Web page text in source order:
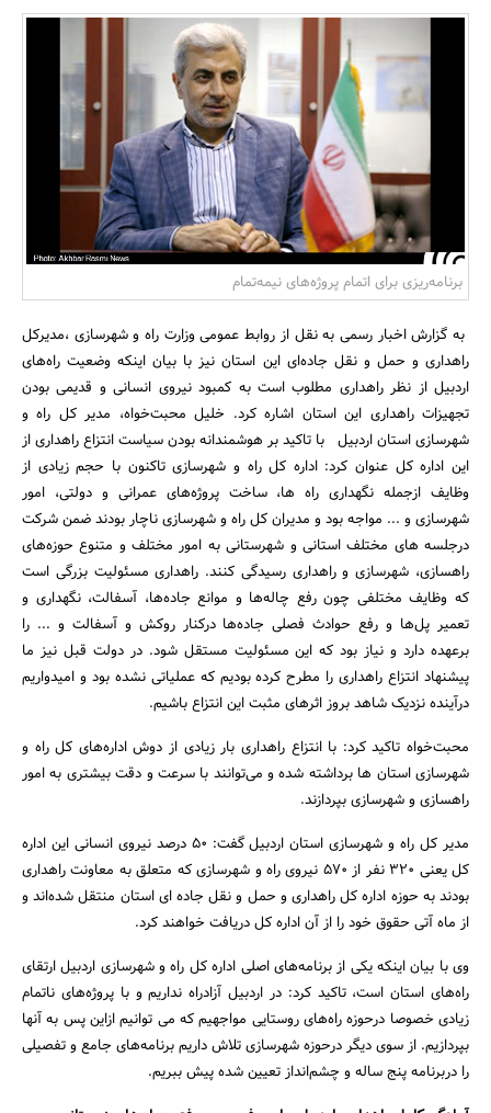
مسکن و ساختمان
جستجو
برنامه‌ریزی برای اتمام پروژه‌های نیمه‌تمام
به گزارش اخبار رسمی به نقل از روابط عمومی وزارت راه و شهرسازی ،مدیرکل
راهداری و حمل و نقل جاده‌ای این استان نیز با بیان اینکه وضعیت راه‌های
اردبیل از نظر راهداری مطلوب است به کمبود نیروی انسانی و قدیمی بودن
تجهیزات راهداری این استان اشاره کرد. خلیل محبت‌خواه، مدیر کل راه و
شهرسازی استان اردبیل با تاکید بر هوشمندانه بودن سیاست انتزاع راهداری از
این اداره کل عنوان کرد: اداره کل راه و شهرسازی تاکنون با حجم زیادی از
وظایف ازجمله نگهداری راه ها، ساخت پروژه‌های عمرانی و دولتی، امور
شهرسازی و ... مواجه بود و مدیران کل راه و شهرسازی ناچار بودند ضمن شرکت
درجلسه های مختلف استانی و شهرستانی به امور مختلف و متنوع حوزه‌های
راهسازی، شهرسازی و راهداری رسیدگی کنند. راهداری مسئولیت بزرگی است
که وظایف مختلفی چون رفع چاله‌ها و موانع جاده‌ها، آسفالت، نگهداری و
تعمیر پل‌ها و رفع حوادث فصلی جاده‌ها درکنار روکش و آسفالت و ... را
برعهده دارد و نیاز بود که این مسئولیت مستقل شود. در دولت قبل نیز ما
پیشنهاد انتزاع راهداری را مطرح کرده‌ بودیم که عملیاتی نشده بود و امیدواریم
درآینده نزدیک شاهد بروز اثرهای مثبت این انتزاع باشیم.
محبت‌خواه تاکید کرد: با انتزاع راهداری بار زیادی از دوش اداره‌های کل راه و
شهرسازی استان ها برداشته شده و می‌توانند با سرعت و دقت بیشتری به امور
راهسازی و شهرسازی بپردازند.
مدیر کل راه و شهرسازی استان اردبیل گفت: 50 درصد نیروی انسانی این اداره
کل یعنی 320 نفر از 570 نیروی راه و شهرسازی که متعلق به معاونت راهداری
بودند به حوزه اداره کل راهداری و حمل و نقل جاده ای استان منتقل شده‌اند و
از ماه آتی حقوق خود را از آن اداره کل دریافت خواهند کرد.
وی با بیان اینکه یکی از برنامه‌های اصلی اداره کل راه و شهرسازی اردبیل ارتقای
راه‌های استان است، تاکید کرد: در اردبیل آزادراه نداریم و با پروژه‌های ناتمام
زیادی خصوصا درحوزه راه‌های روستایی مواجهیم که می توانیم ازاین پس به آنها
بپردازیم. از سوی دیگر درحوزه شهرسازی تلاش داریم برنامه‌های جامع و تفصیلی
را دربرنامه پنج ساله و چشم‌انداز تعیین شده پیش ببریم.